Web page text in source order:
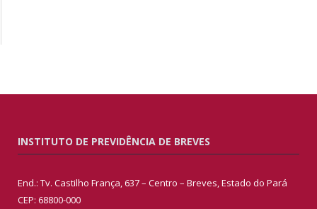
INSTITUTO DE PREVIDÊNCIA DE BREVES
End.: Tv. Castilho França, 637 – Centro – Breves, Estado do Pará
CEP: 68800-000